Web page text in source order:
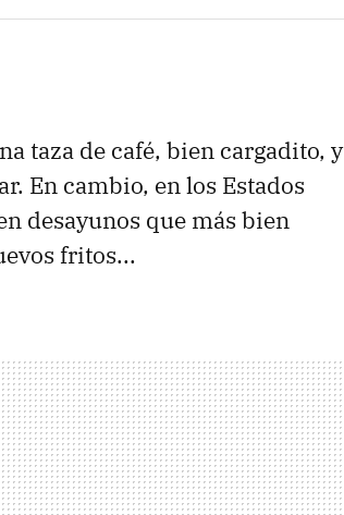
taza de café, bien cargadito, y
En cambio, en los Estados
desayunos que más bien
fritos...